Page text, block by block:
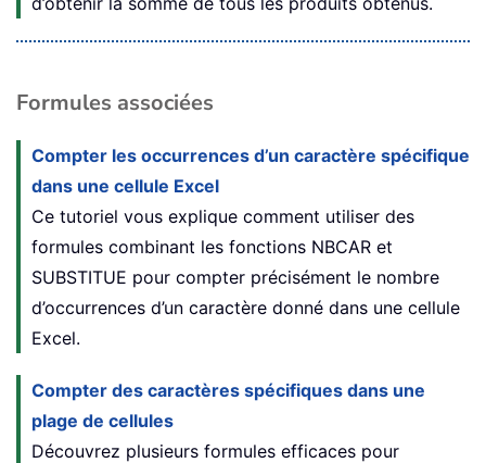
Formules associées
Compter les occurrences d’un caractère spécifique
dans une cellule Excel
Ce tutoriel vous explique comment utiliser des
formules combinant les fonctions NBCAR et
SUBSTITUE pour compter précisément le nombre
d’occurrences d’un caractère donné dans une cellule
Excel.
Compter des caractères spécifiques dans une
plage de cellules
Découvrez plusieurs formules efficaces pour